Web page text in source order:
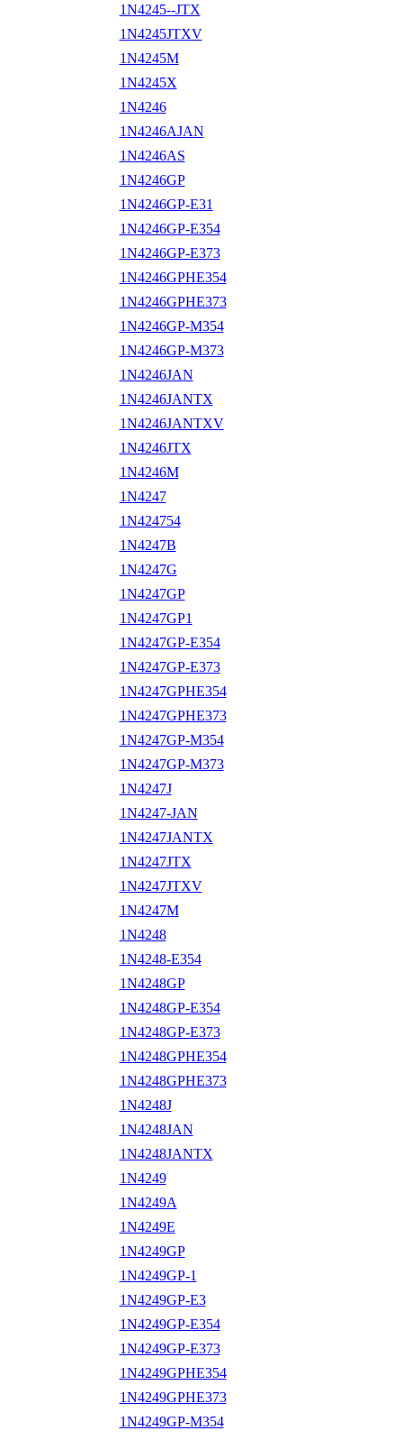
1N4245--JTX
1N4245JTXV
1N4245M
1N4245X
1N4246
1N4246AJAN
1N4246AS
1N4246GP
1N4246GP-E31
1N4246GP-E354
1N4246GP-E373
1N4246GPHE354
1N4246GPHE373
1N4246GP-M354
1N4246GP-M373
1N4246JAN
1N4246JANTX
1N4246JANTXV
1N4246JTX
1N4246M
1N4247
1N424754
1N4247B
1N4247G
1N4247GP
1N4247GP1
1N4247GP-E354
1N4247GP-E373
1N4247GPHE354
1N4247GPHE373
1N4247GP-M354
1N4247GP-M373
1N4247J
1N4247-JAN
1N4247JANTX
1N4247JTX
1N4247JTXV
1N4247M
1N4248
1N4248-E354
1N4248GP
1N4248GP-E354
1N4248GP-E373
1N4248GPHE354
1N4248GPHE373
1N4248J
1N4248JAN
1N4248JANTX
1N4249
1N4249A
1N4249E
1N4249GP
1N4249GP-1
1N4249GP-E3
1N4249GP-E354
1N4249GP-E373
1N4249GPHE354
1N4249GPHE373
1N4249GP-M354